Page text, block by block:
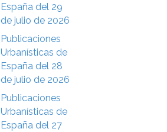
España del 29
de julio de 2026
Publicaciones
Urbanísticas de
España del 28
de julio de 2026
Publicaciones
Urbanísticas de
España del 27